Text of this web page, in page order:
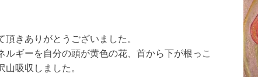
きありがとうございました。
ギーを自分の頭が黄色の花、首から下が根っこ
吸収しました。